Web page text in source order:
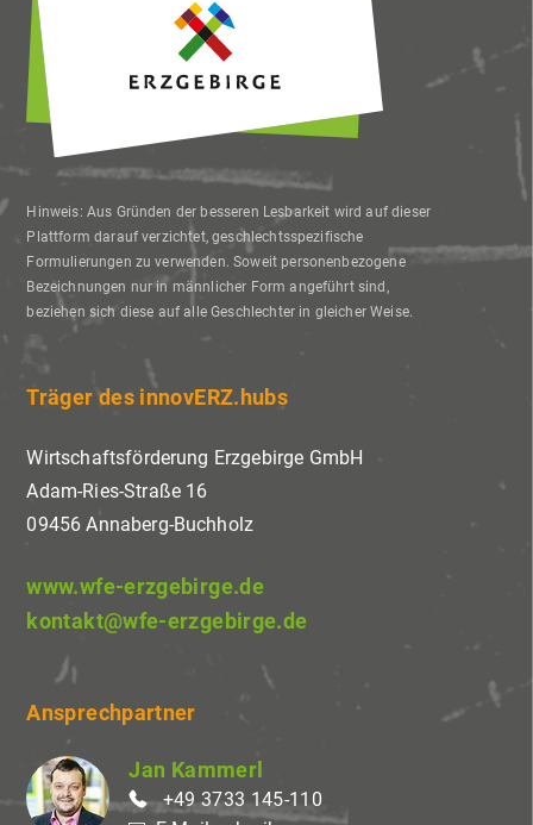
Hinweis: Aus Gründen der besseren Lesbarkeit wird auf dieser
Plattform darauf verzichtet, geschlechtsspezifische
Formulierungen zu verwenden. Soweit personenbezogene
Bezeichnungen nur in männlicher Form angeführt sind,
beziehen sich diese auf alle Geschlechter in gleicher Weise.
Träger des innovERZ.hubs
Wirtschaftsförderung Erzgebirge GmbH
Adam-Ries-Straße 16
09456 Annaberg-Buchholz
www.wfe-erzgebirge.de
kontakt@wfe-erzgebirge.de
Ansprechpartner
Jan Kammerl
+49 3733 145-110